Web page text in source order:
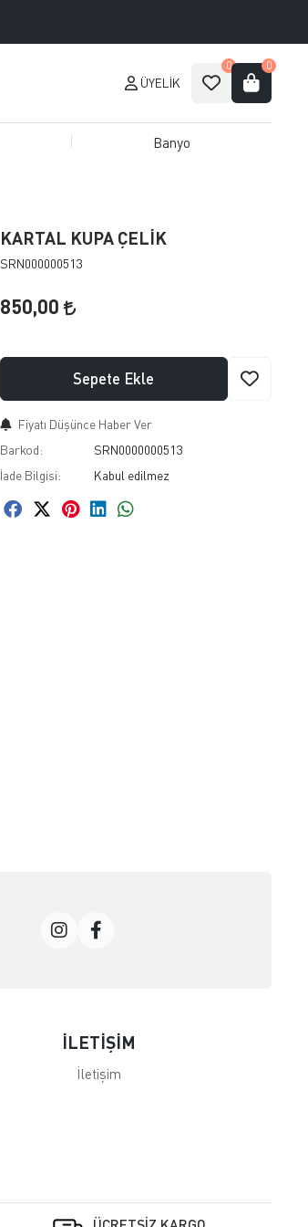
ÜYELIK
0 0
Banyo
KARTAL KUPA ÇELİK
SRN000000513
850,00
Sepete Ekle
Fiyatı Düşünce Haber Ver
Barkod:
SRN0000000513
İade Bilgisi:
İLETİŞİM
İletişim